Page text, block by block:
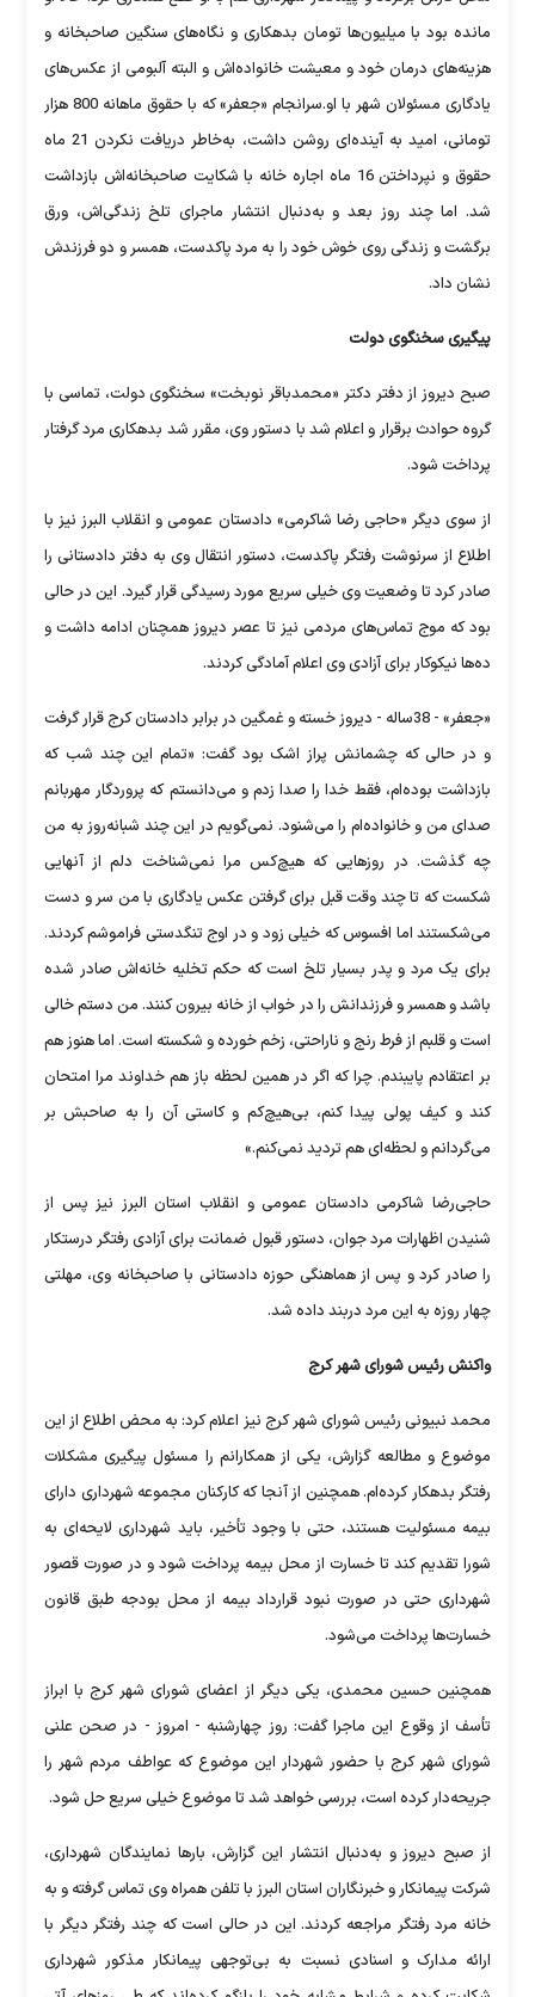
مانده بود با میلیون‌ها تومان بدهکاری و نگاه‌های سنگین صاحبخانه و
هزینه‌های درمان خود و معیشت خانواده‌اش و البته آلبومی از عکس‌های
یادگاری مسئولان شهر با او.سرانجام «جعفر» که با حقوق ماهانه 800 هزار
تومانی، امید به آینده‌ای روشن داشت، به‌خاطر دریافت نکردن 21 ماه
حقوق و نپرداختن 16 ماه اجاره خانه با شکایت صاحبخانه‌اش بازداشت
شد. اما چند روز بعد و به‌دنبال انتشار ماجرای تلخ زندگی‌اش، ورق
برگشت و زندگی روی خوش خود را به مرد پاکدست، همسر و دو فرزندش
نشان داد.
پیگیری سخنگوی دولت
صبح دیروز از دفتر دکتر «محمدباقر نوبخت» سخنگوی دولت، تماسی با
گروه حوادث برقرار و اعلام شد با دستور وی، مقرر شد بدهکاری مرد گرفتار
پرداخت شود.
از سوی دیگر «حاجی رضا شاکرمی» دادستان عمومی و انقلاب البرز نیز با
اطلاع از سرنوشت رفتگر پاکدست، دستور انتقال وی به دفتر دادستانی را
صادر کرد تا وضعیت وی خیلی سریع مورد رسیدگی قرار گیرد. این در حالی
بود که موج تماس‌های مردمی نیز تا عصر دیروز همچنان ادامه داشت و
ده‌ها نیکوکار برای آزادی وی اعلام آمادگی کردند.
«جعفر» - 38‌ساله - دیروز خسته و غمگین در برابر دادستان کرج قرار گرفت
و در حالی که چشمانش پر‌از اشک بود گفت: «تمام این چند شب که
بازداشت بوده‌ام، فقط خدا را صدا زدم و می‌دانستم که پروردگار مهربانم
صدای من و خانواده‌ام را می‌شنود. نمی‌گویم در این چند شبانه‌روز به من
چه گذشت. در روزهایی که هیچ‌کس مرا نمی‌شناخت دلم از آنهایی
شکست که تا چند وقت قبل برای گرفتن عکس‌ یادگاری با من سر و دست
می‌شکستند اما افسوس که خیلی زود و در اوج تنگدستی فراموشم کردند.
برای یک مرد و پدر بسیار تلخ است که حکم تخلیه خانه‌اش صادر شده
باشد و همسر و فرزندانش را در خواب از خانه بیرون کنند. من دستم خالی
است و قلبم از فرط رنج و ناراحتی، زخم خورده و شکسته است. اما هنوز هم
بر اعتقادم پایبندم. چرا که اگر در همین لحظه باز هم خداوند مرا امتحان
کند و کیف پولی پیدا کنم، بی‌هیچ‌کم و کاستی آن را به صاحبش بر
می‌گردانم و لحظه‌ای هم تردید نمی‌کنم.»
حاجی‌رضا شاکرمی دادستان عمومی و انقلاب استان البرز نیز پس از
شنیدن اظهارات مرد جوان، دستور قبول ضمانت برای آزادی رفتگر درستکار
را صادر کرد و پس از هماهنگی حوزه دادستانی با صاحبخانه وی، مهلتی
چهار روزه به این مرد دربند داده شد.
واکنش رئیس شورای شهر کرج
محمد نبیونی رئیس شورای شهر کرج نیز اعلام کرد: به محض اطلاع از این
موضوع و مطالعه گزارش، یکی از همکارانم را مسئول پیگیری مشکلات
رفتگر بدهکار کرده‌ام. همچنین از آنجا که کارکنان مجموعه شهرداری دارای
بیمه مسئولیت هستند، حتی با وجود تأخیر، باید شهرداری لایحه‌ای به
شورا تقدیم کند تا خسارت از محل بیمه پرداخت شود و در صورت قصور
شهرداری حتی در صورت نبود قرارداد بیمه از محل بودجه طبق قانون
خسارت‌ها پرداخت می‌شود.
همچنین حسین محمدی، یکی دیگر از اعضای شورای شهر کرج با ابراز
تأسف از وقوع این ماجرا گفت: روز چهارشنبه - امروز - در صحن علنی
شورای شهر کرج با حضور شهردار این موضوع که عواطف مردم شهر را
جریحه‌دار کرده است، بررسی خواهد شد تا موضوع خیلی سریع حل شود.
از صبح دیروز و به‌دنبال انتشار این گزارش، بارها نمایندگان شهرداری،
شرکت پیمانکار و خبرنگاران استان البرز با تلفن همراه وی تماس گرفته و به
خانه مرد رفتگر مراجعه کردند. این در حالی است که چند رفتگر دیگر با
ارائه مدارک و اسنادی نسبت به بی‌توجهی پیمانکار مذکور شهرداری